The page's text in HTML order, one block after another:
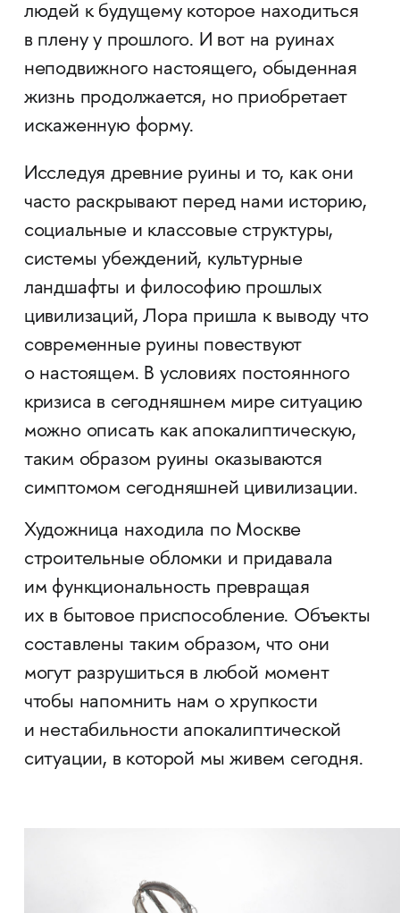
людей к будущему которое находиться
в плену у прошлого. И вот на руинах
неподвижного настоящего, обыденная
жизнь продолжается, но приобретает
искаженную форму.
Исследуя древние руины и то, как они
часто раскрывают перед нами историю,
социальные и классовые структуры,
системы убеждений, культурные
ландшафты и философию прошлых
цивилизаций, Лора пришла к выводу что
современные руины повествуют
о настоящем. В условиях постоянного
кризиса в сегодняшнем мире ситуацию
можно описать как апокалиптическую,
таким образом руины оказываются
симптомом сегодняшней цивилизации.
Художница находила по Москве
строительные обломки и придавала
им функциональность превращая
их в бытовое приспособление. Объекты
составлены таким образом, что они
могут разрушиться в любой момент
чтобы напомнить нам о хрупкости
и нестабильности апокалиптической
ситуации, в которой мы живем сегодня.